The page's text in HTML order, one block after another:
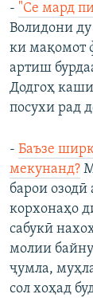
- "Се мард
Волидони
ки мақомот
артиш
Додгоҳ
посухи рад
- Баъзе
мекунанд?
барои озодӣ
корхонаҳо
сабукӣ
молии
ҷумла,
сол хоҳад